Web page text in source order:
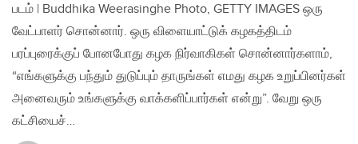
படம் | Buddhika Weerasinghe Photo, GETTY IMAGES ஒரு
வேட்பாளர் சொன்னார். ஒரு விளையாட்டுக் கழகத்திடம்
பரப்புரைக்குப் போனபோது கழக நிர்வாகிகள் சொன்னார்களாம்,
“எங்களுக்கு பந்தும் துடுப்பும் தாருங்கள் எமது கழக உறுப்பினர்கள்
அனைவரும் உங்களுக்கு வாக்களிப்பார்கள் என்று”. வேறு ஒரு
கட்சியைச்…